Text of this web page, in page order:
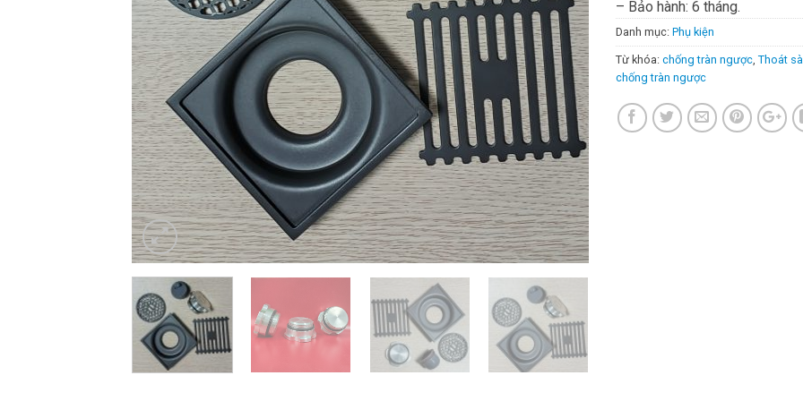
– Bảo hành: 6 tháng.
Danh mục: Phụ kiện
Từ khóa: chống tràn ngược Thoát
chống tràn ngược